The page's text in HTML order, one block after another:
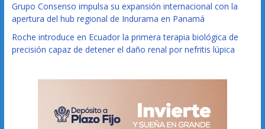
Grupo Consenso impulsa su expansión internacional con la
apertura del hub regional de Indurama en Panamá
Roche introduce en Ecuador la primera terapia biológica de
precisión capaz de detener el daño renal por nefritis lúpica